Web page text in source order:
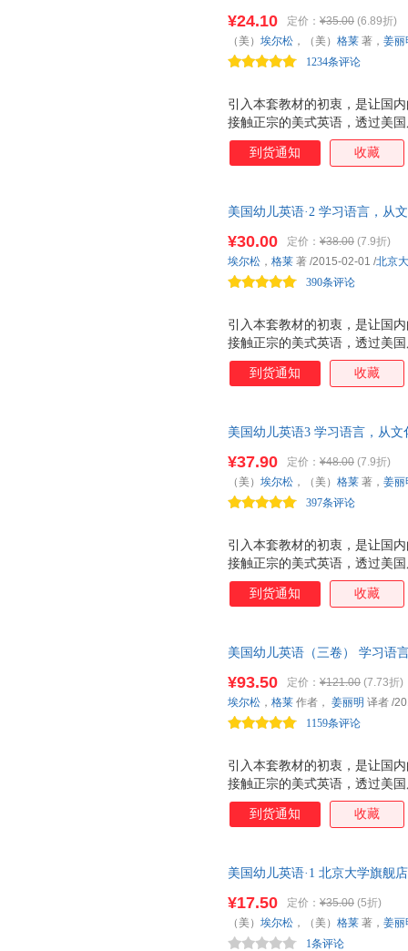
引入本套教材的初衷，是让国
接触正宗的美式英语，透过美
语言”学起。 整套教材以精美
单的儿童语言。图文互释，简
¥24.10 定价： ¥35.00 (6.89折)
1234条评论
（美） 埃尔松 ，（美） 格莱 著， 姜丽
到货通知 收藏
美国幼儿英语·2 学习语言，从
引入本套教材的初衷，是让国
接触正宗的美式英语，透过美
语言”学起。 整套教材以精美
单的儿童语言。图文互释，简
¥30.00 定价： ¥38.00 (7.9折)
390条评论
埃尔松 ， 格莱 著 /2015-02-01 /北京
到货通知 收藏
美国幼儿英语3 学习语言，从
引入本套教材的初衷，是让国
接触正宗的美式英语，透过美
语言”学起。 整套教材以精美
单的儿童语言。图文互释，简
版幼儿英语教材，语言纯正地
图文互释，在乐趣中培养孩子
男、女声配音。纯正的美式发
¥37.90 定价： ¥48.00 (7.9折)
397条评论
（美） 埃尔松 ，（美） 格莱 著， 姜丽
到货通知 收藏
美国幼儿英语（三卷） 学习语
引入本套教材的初衷，是让国
接触正宗的美式英语，透过美
语言”学起。 整套教材以精美
单的儿童语言。图文互释，简
版幼儿英语教材，语言纯正地
图文互释，在乐趣中培养孩子
男、女声配音。纯正的美式发
¥93.50 定价： ¥121.00 (7.73折)
1159条评论
埃尔松 ， 格莱 作者， 姜丽明 译者 /
到货通知 收藏
美国幼儿英语·1 北京大学旗舰
¥17.50 定价： ¥35.00 (5折)
1条评论
（美） 埃尔松 ，（美） 格莱 著， 姜丽